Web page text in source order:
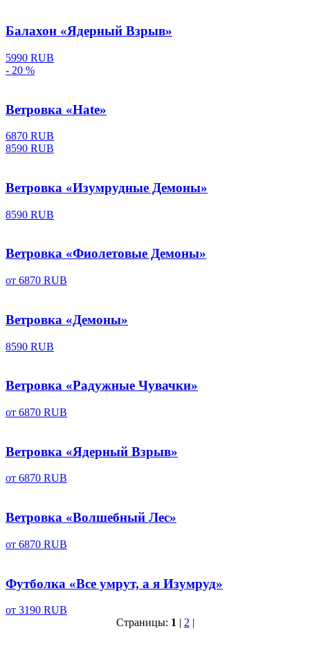
Балахон «Ядерный Взрыв»
5990 RUB
- 20 %
Ветровка «Hate»
6870 RUB
8590 RUB
Ветровка «Изумрудные Демоны»
8590 RUB
Ветровка «Фиолетовые Демоны»
от 6870 RUB
Ветровка «Демоны»
8590 RUB
Ветровка «Радужные Чувачки»
от 6870 RUB
Ветровка «Ядерный Взрыв»
от 6870 RUB
Ветровка «Волшебный Лес»
от 6870 RUB
Футболка «Все умрут, а я Изумруд»
от 3190 RUB
Страницы: 1 | 2 |